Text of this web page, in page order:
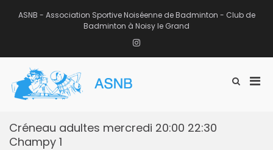
ASNB - Association Sportive Noiséenne de Badminton - Club de
Badminton à Noisy le Grand
Instagram
Afficher
Créneau adultes mercredi 20:00 22:30
Champy 1